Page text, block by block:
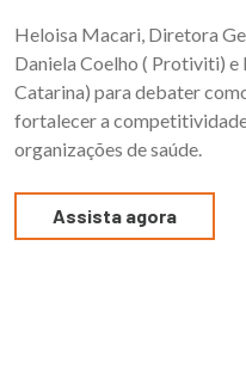
Heloisa Macari, Diretora
Daniela Coelho ( Protiviti) e
Catarina) para debater
fortalecer a
organizações de saúde.
Assista agora